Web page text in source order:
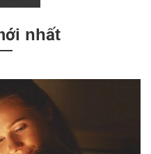
nhất